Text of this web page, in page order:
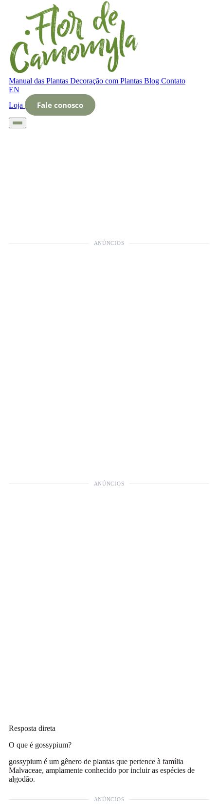
Manual das Plantas Decoração com Plantas Blog Contato
EN
Loja
Fale conosco
ANÚNCIOS
ANÚNCIOS
Resposta direta
O que é gossypium?
gossypium é um gênero de plantas que pertence à família
Malvaceae, amplamente conhecido por incluir as espécies de
algodão.
ANÚNCIOS